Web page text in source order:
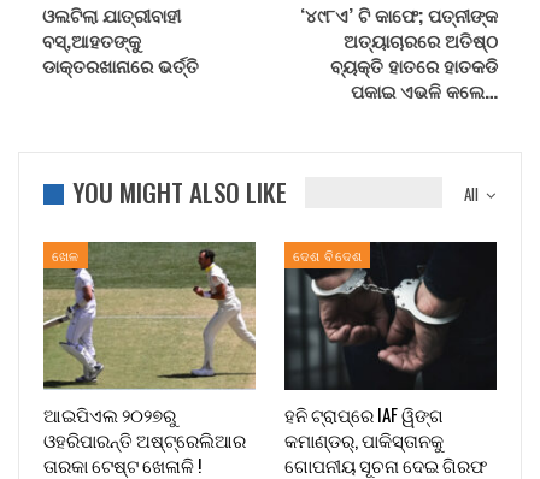
ଓଲଟିଲା ଯାତ୍ରୀବାହୀ
ବସ୍‌,ଆହତଙ୍କୁ
ଡାକ୍ତରଖାନାରେ ଭର୍ତ୍ତି
‘୪୯୮ଏ’ ଟି କାଫେ; ପତ୍ନୀଙ୍କ
ଅତ୍ୟାଚାରରେ ଅତିଷ୍ଠ
ବ୍ୟକ୍ତି ହାତରେ ହାତକଡି
ପକାଇ ଏଭଳି କଲେ…
All
YOU MIGHT ALSO LIKE
ଖେଳ
ଆଇପିଏଲ ୨୦୨୭ରୁ
ଓହରିପାରନ୍ତି ଅଷ୍ଟ୍ରେଲିଆର
ତାରକା ଟେଷ୍ଟ ଖେଳାଳି !
ଦେଶ ବିଦେଶ
ହନି ଟ୍ରାପ୍‌ରେ IAF ୱିଙ୍ଗ
କମାଣ୍ଡର୍, ପାକିସ୍ତାନକୁ
ଗୋପନୀୟ ସୂଚନା ଦେଇ ଗିରଫ